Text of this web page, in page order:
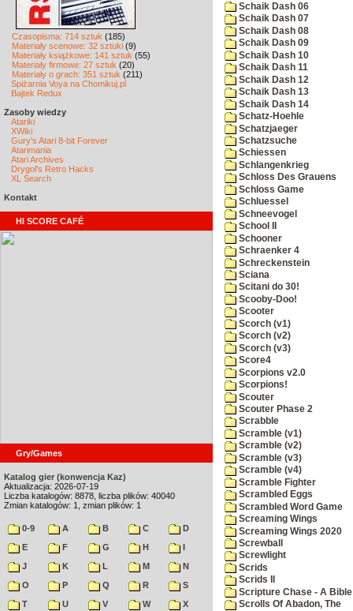
Czasopisma: 714 sztuk (185)
Materiały scenowe: 32 sztuki (9)
Materiały książkowe: 141 sztuk (55)
Materiały firmowe: 27 sztuk (20)
Materiały o grach: 351 sztuk (211)
Spiżarnia Voya na Chomikuj.pl
Bajtek Redux
Zasoby wiedzy
Atariki
XWiki
Gury's Atari 8-bit Forever
Atarimania
Atari Archives
Drygol's Retro Hacks
XL Search
Kontakt
HI SCORE CAFÉ
Gry/Games
Katalog gier (konwencja Kaz)
Aktualizacja: 2026-07-19
Liczba katalogów: 8878, liczba plików: 40040
Zmian katalogów: 1, zmian plików: 1
0-9 A B C
D
E
F G H
I
J
K L M
N
O
P Q R
S
T
U V W
X
Schaik Dash 06
Schaik Dash 07
Schaik Dash 08
Schaik Dash 09
Schaik Dash 10
Schaik Dash 11
Schaik Dash 12
Schaik Dash 13
Schaik Dash 14
Schatz-Hoehle
Schatzjaeger
Schatzsuche
Schiessen
Schlangenkrieg
Schloss Des Grauens
Schloss Game
Schluessel
Schneevogel
School II
Schooner
Schraenker 4
Schreckenstein
Sciana
Scitani do 30!
Scooby-Doo!
Scooter
Scorch (v1)
Scorch (v2)
Scorch (v3)
Score4
Scorpions v2.0
Scorpions!
Scouter
Scouter Phase 2
Scrabble
Scramble (v1)
Scramble (v2)
Scramble (v3)
Scramble (v4)
Scramble Fighter
Scrambled Eggs
Scrambled Word Game
Screaming Wings
Screaming Wings 2020
Screwball
Screwlight
Scrids
Scrids II
Scripture Chase - A Bible
Scrolls Of Abadon, The